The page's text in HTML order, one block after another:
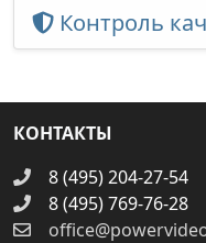
Контроль
КОНТАКТЫ
8 (495) 204-27-54
8 (495) 769-76-28